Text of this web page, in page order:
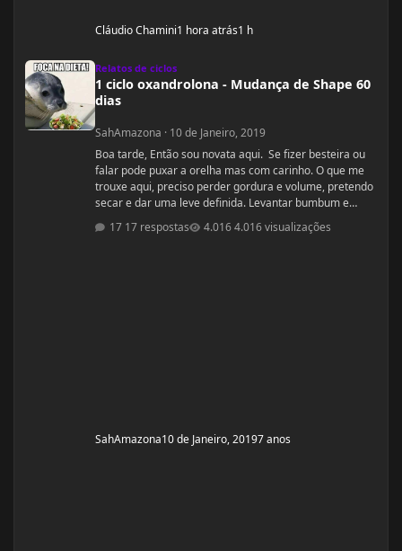
Cláudio Chamini1 hora atrás1 h
Relatos de ciclos
1 ciclo oxandrolona - Mudança de Shape 60
dias
SahAmazona · 10 de Janeiro, 2019
Boa tarde, Então sou novata aqui. Se fizer besteira ou
falar pode puxar a orelha mas com carinho. O que me
trouxe aqui, preciso perder gordura e volume, pretendo
secar e dar uma leve definida. Levantar bumbum e
secar barriguinha, ganha forma nas pernas, costas e
braços, mas nada muito musculoso ou a ponto de
17 respostas 4.016 visualizações
SahAmazona10 de Janeiro, 20197 anos